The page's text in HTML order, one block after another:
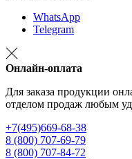
WhatsApp
Telegram
Онлайн-оплата
Для заказа продукции
отделом продаж любым
+7(495)669-68-38
8 (800) 707-69-79
8 (800) 707-84-72